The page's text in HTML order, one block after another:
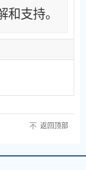
支持。
返回顶部